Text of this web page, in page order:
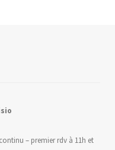
– premier rdv à 11h et